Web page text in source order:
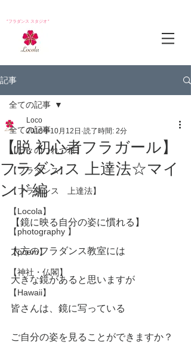
*フラダンス スタジオ*
記事
全ての記事
【日々のつれづれ】
【フラダンス】
【フラダンス 上達法】
【Locola】
【photography 】
【poem】
【神社・仏閣】
【Hawaii】
全ての記事
【脱 初心者フラガール】
フラダンス 上達法☆マイ
ンド編
Loco
2018年10月12日 読了時間: 2分
【鏡に映る自分の姿に慣れる】
大方のフラダンス教室には
大きな鏡があると思いますが
皆さんは、鏡に写っている
ご自分の姿を見ることができますか？